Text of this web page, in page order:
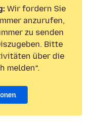
Wir fordern Sie
anzurufen,
zu senden
Bitte
über die
melden“.